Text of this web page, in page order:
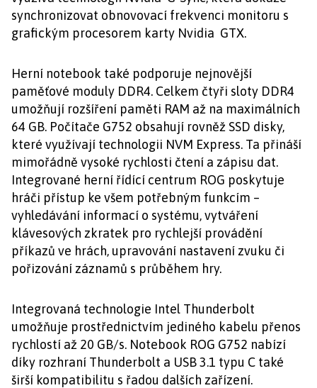
synchronizovat obnovovací frekvenci monitoru s
grafickým procesorem karty Nvidia GTX.
Herní notebook také podporuje nejnovější
paměťové moduly DDR4. Celkem čtyři sloty DDR4
umožňují rozšíření paměti RAM až na maximálních
64 GB. Počítače G752 obsahují rovněž SSD disky,
které využívají technologii NVM Express. Ta přináší
mimořádně vysoké rychlosti čtení a zápisu dat.
Integrované herní řídící centrum ROG poskytuje
hráči přístup ke všem potřebným funkcím –
vyhledávání informací o systému, vytváření
klávesových zkratek pro rychlejší provádění
příkazů ve hrách, upravování nastavení zvuku či
pořizování záznamů s průběhem hry.
Integrovaná technologie Intel Thunderbolt
umožňuje prostřednictvím jediného kabelu přenos
rychlostí až 20 GB/s. Notebook ROG G752 nabízí
díky rozhraní Thunderbolt a USB 3.1 typu C také
širší kompatibilitu s řadou dalších zařízení.